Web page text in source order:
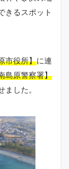
きるスポット
市役所】に連
島原警察署】
した。